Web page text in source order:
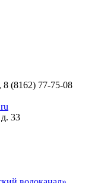
8 (8162) 77-75-08
33